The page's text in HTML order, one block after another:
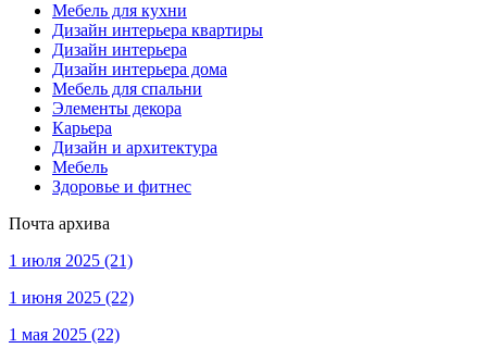
Мебель для кухни
Дизайн интерьера квартиры
Дизайн интерьера
Дизайн интерьера дома
Мебель для спальни
Элементы декора
Карьера
Дизайн и архитектура
Мебель
Здоровье и фитнес
Почта архива
1 июля 2025 (21)
1 июня 2025 (22)
1 мая 2025 (22)